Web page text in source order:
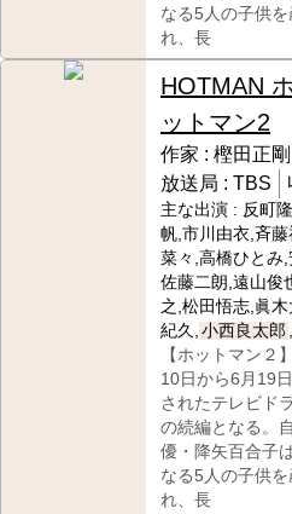
なる5人の子供
れ、長
HOTMAN
ットマン2
作家 : 樫田正剛
放送局 : TBS
主な出演 : 反町
帆,市川由衣,斉
菜々,高橋ひとみ
佐藤二朗,遠山俊
之,松田悟志,眞
紀久, 小西良太郎
【ホットマン２
10日から6月19
されたテレビド
の続編となる。
優・降矢百合子
なる5人の子供
れ、長